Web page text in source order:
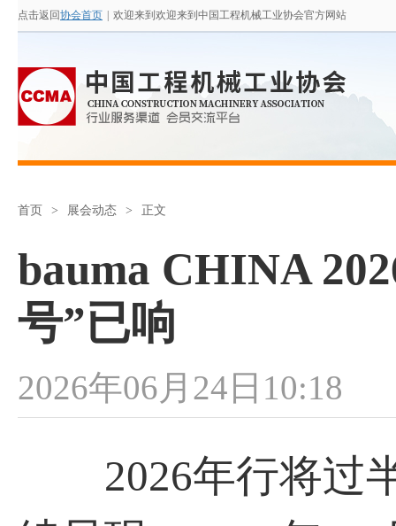
点击返回协会首页 欢迎来到欢迎来到中国工程机械工业协会官方网站
首页 > 展会动态 > 正文
bauma CHINA
号”已响
2026年06月24日10:18
2026年行将过半